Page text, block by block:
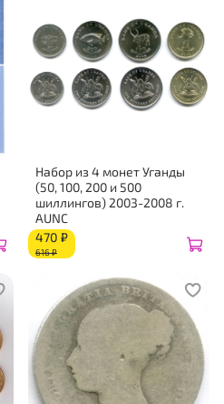
Набор из 4 монет Уганды
(50, 100, 200 и 500
шиллингов) 2003-2008 г.
AUNC
470 ₽
616 ₽